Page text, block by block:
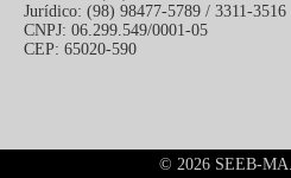
Jurídico: (98) 98477-5789 / 3311-3516
CNPJ: 06.299.549/0001-05
CEP: 65020-590
© 2026 SEEB-